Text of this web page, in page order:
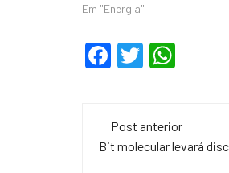
Em "Energia"
F
e
b
T
er s
A
Navegação
de
Post anterior
Bit molecular levará